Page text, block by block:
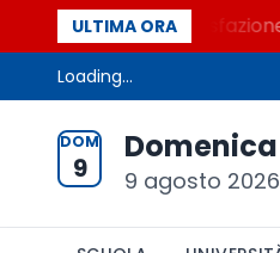
ULTIMA ORA
La soddisfazione del
Loading...
DOM
9
Domenica
9 agosto 2026